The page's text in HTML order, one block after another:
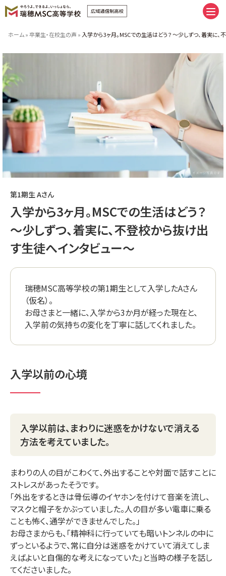
卒業へまっすぐ。未来にまっしぐら
卒業へまっすぐ。未来にまっしぐら
通学コース｜私だけの時間割
ネットコース｜私だけの時間割
手厚いサポート | スクーリング
推しプログラム＆サポート8
友だち、つくろうぜ。
（イベント | 部活 | FAMcampus | 制服）
瑞穂MSCの施設紹介
みんなの学習ベース。（キャンパス
| 学習室 | スクーリング会場）
瑞穂MSCへ入学しよう。
新入学・転編入の流れ
特別奨学生制度学費サポート
授業料追納制度
卒業生・在校生の声
お知らせ
活動ブログ
お問い合わせ
学校情報
ホーム»卒業生・在校生の声 » 入学から3ヶ月。MSCでの生活はどう？ 〜少しずつ、着実に
第1期生 Aさん
入学から3ヶ月。MSCでの生活はどう？
〜少しずつ、着実に、不登校から抜け出
す生徒へインタビュー〜
瑞穂MSC高等学校の第1期生として入学したAさん
（仮名）。
お母さまと一緒に、入学から3か月が経った現在と、
入学前の気持ちの変化を丁寧に話してくれました。
入学以前の心境
入学以前は、まわりに迷惑をかけないで消える
方法を考えていました。
まわりの人の目がこわくて、外出することや対面で話すことに
ストレスがあったそうです。
「外出をするときは骨伝導のイヤホンを付けて音楽を流し、
マスクと帽子をかぶっていました。人の目が多い電車に乗る
ことも怖く、通学ができませんでした。」
お母さまからも、「精神科に行っていても暗いトンネルの中に
ずっといるようで、常に自分は迷惑をかけていて消えてしま
えばよいと自傷的な考えになっていた」と当時の様子を話し
てくださいました。